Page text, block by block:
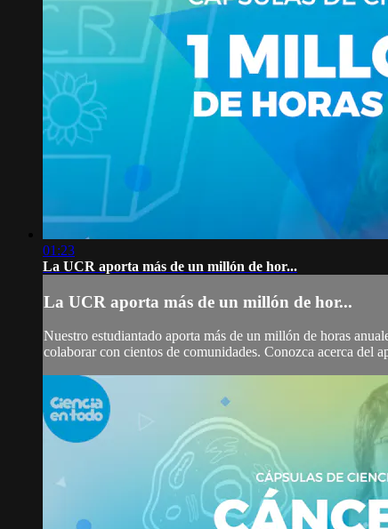
01:23
La UCR aporta más de un millón de hor...
La UCR aporta más de un millón de hor...
Nuestro estudiantado aporta más de un millón de horas
colaborar con cientos de comunidades. Conozca acerca del